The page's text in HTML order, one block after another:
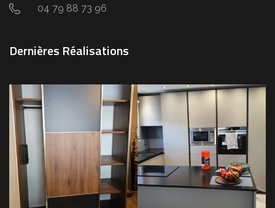
04 79 88 73 96
Dernières Réalisations
Dressing à Chambéry (73) Cuisine à Doussard (74)